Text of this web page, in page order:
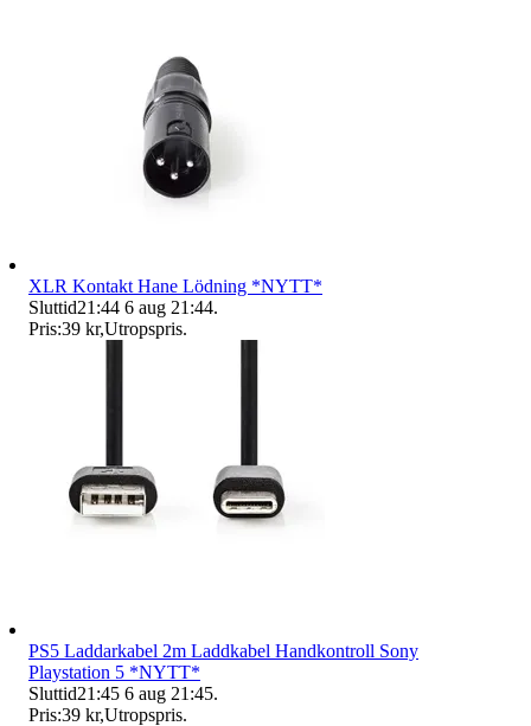
XLR Kontakt Hane Lödning *NYTT*
Sluttid21:44 6 aug 21:44.
Pris:39 kr,Utropspris.
PS5 Laddarkabel 2m Laddkabel Handkontroll Sony
Playstation 5 *NYTT*
Sluttid21:45 6 aug 21:45.
Pris:39 kr,Utropspris.